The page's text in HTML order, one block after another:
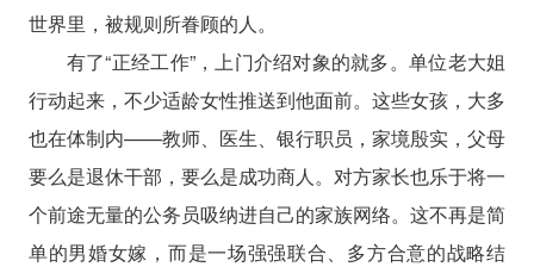
世界里，被规则所眷顾的人。
有了“正经工作”，上门介绍对象的就多。单位老大姐
行动起来，不少适龄女性推送到他面前。这些女孩，大多
也在体制内——教师、医生、银行职员，家境殷实，父母
要么是退休干部，要么是成功商人。对方家长也乐于将一
个前途无量的公务员吸纳进自己的家族网络。这不再是简
单的男婚女嫁，而是一场强强联合、多方合意的战略结